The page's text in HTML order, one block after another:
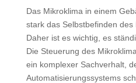
Das Mikroklima in einem
stark das Selbstbefinden des
Daher ist es wichtig, es
Die Steuerung des
ein komplexer Sachverhalt,
Automatisierungssystems